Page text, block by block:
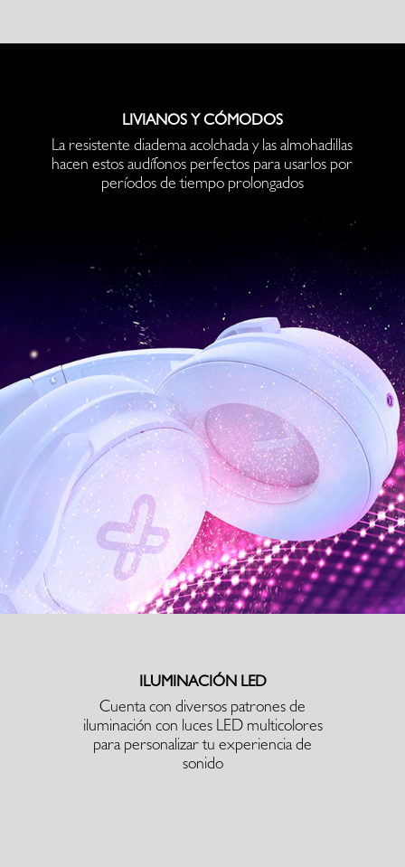
LIVIANOS Y CÓMODOS
La resistente diadema acolchada y las almohadillas
hacen estos audífonos perfectos para usarlos por
períodos de tiempo prolongados
ILUMINACIÓN LED
Cuenta con diversos patrones de
iluminación con luces LED multicolores
para personalizar tu experiencia de
sonido